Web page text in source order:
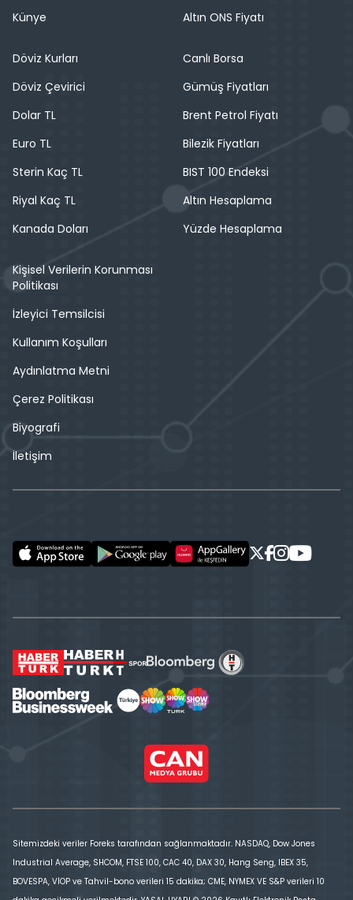
Künye
Altın ONS Fiyatı
Döviz Kurları
Döviz Çevirici
Dolar TL
Euro TL
Sterin Kaç TL
Riyal Kaç TL
Kanada Doları
Canlı Borsa
Gümüş Fiyatları
Brent Petrol Fiyatı
Bilezik Fiyatları
BIST 100 Endeksi
Altın Hesaplama
Yüzde Hesaplama
Kişisel Verilerin Korunması
Politikası
İzleyici Temsilcisi
Kullanım Koşulları
Aydınlatma Metni
Çerez Politikası
Biyografi
İletişim
Sitemizdeki veriler Foreks tarafından sağlanmaktadır. NASDAQ, Dow Jones
Industrial Average, SHCOM, FTSE 100, CAC 40, DAX 30, Hang Seng, IBEX 35,
BOVESPA, VİOP ve Tahvil-bono verileri 15 dakika; CME, NYMEX VE S&P verileri 10